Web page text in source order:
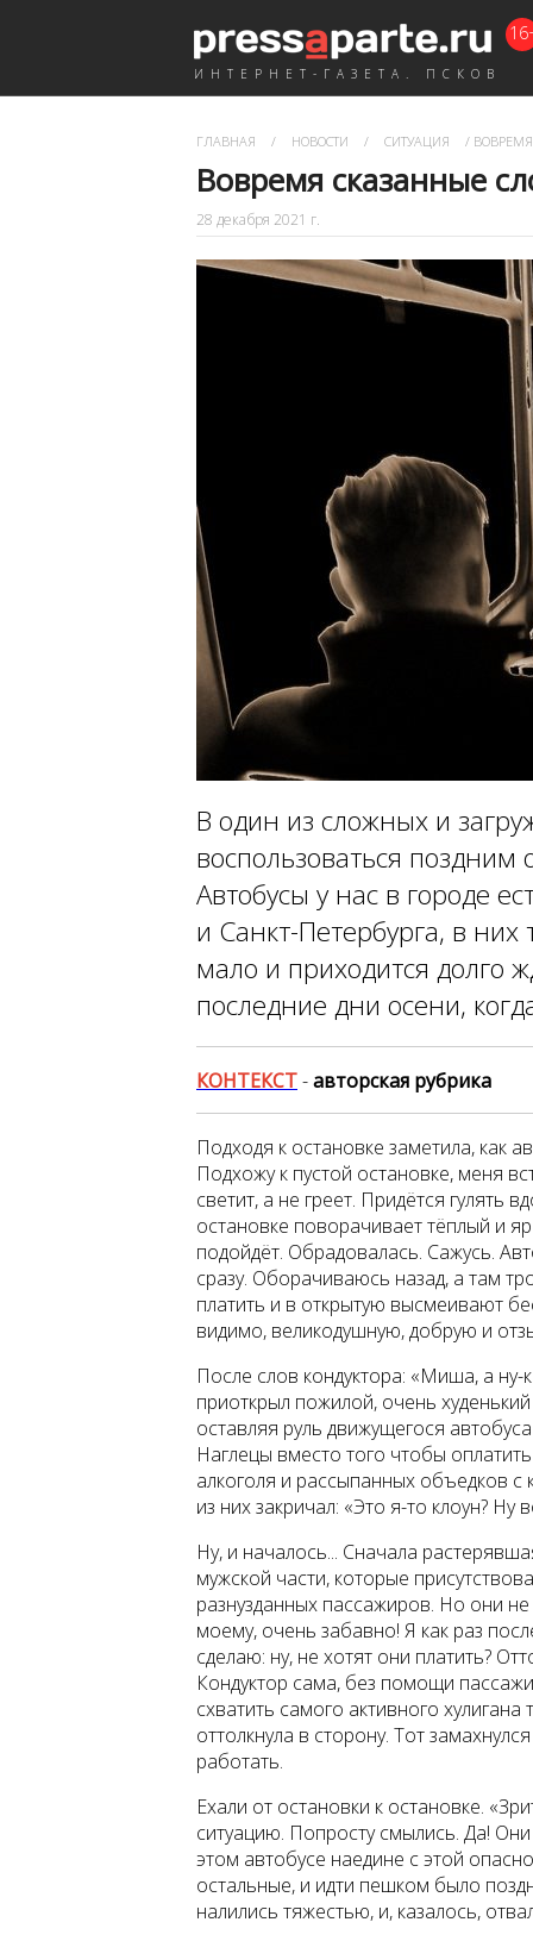
ИНТЕРНЕТ-ГАЗЕТА. ПСКОВ
ГЛАВНАЯ / НОВОСТИ / СИТУАЦИЯ /
Вовремя сказанные
28 декабря 2021 г.
В один из сложных и
воспользоваться
Автобусы у нас в городе
и Санкт-Петербурга, в
мало и приходится долго
последние дни осени,
КОНТЕКСТ-авторская рубрика
Подходя к остановке заметила, как
Подхожу к пустой остановке, меня
светит, а не греет. Придётся гулять
остановке поворачивает тёплый и
подойдёт. Обрадовалась. Сажусь.
сразу. Оборачиваюсь назад, а там
платить и в открытую высмеивают
видимо, великодушную, добрую и
После слов кондуктора: «Миша, а ну-
приоткрыл пожилой, очень
оставляя руль движущегося
Наглецы вместо того чтобы
алкоголя и рассыпанных объедков с
из них закричал: «Это я-то клоун? Ну
Ну, и началось... Сначала
мужской части, которые
разнузданных пассажиров. Но они
моему, очень забавно! Я как раз
сделаю: ну, не хотят они платить?
Кондуктор сама, без помощи
схватить самого активного
оттолкнула в сторону. Тот
работать.
Ехали от остановки к остановке.
ситуацию. Попросту смылись. Да!
этом автобусе наедине с этой
остальные, и идти пешком было
налились тяжестью, и, казалось,